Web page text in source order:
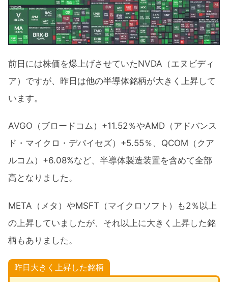
前日には株価を爆上げさせていたNVDA（エヌビディ
ア）ですが、昨日は他の半導体銘柄が大きく上昇して
います。
AVGO（ブロードコム）+11.52％やAMD（アドバンス
ド・マイクロ・デバイセズ）+5.55％、QCOM（クア
ルコム）+6.08%など、半導体製造装置を含めて全部
高となりました。
META（メタ）やMSFT（マイクロソフト）も2％以上
の上昇していましたが、それ以上に大きく上昇した銘
柄もありました。
昨日大きく上昇した銘柄